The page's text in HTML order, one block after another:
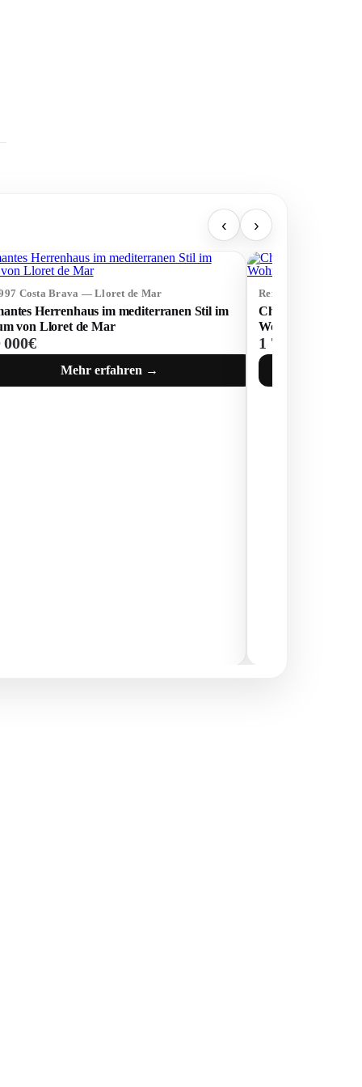
‹ ›
Costa Brava — Lloret de Mar
Herrenhaus im mediterranen Stil im
von Lloret de Mar
000€
Mehr erfahren →
Ref: 74037 Costa
Charmante Villa
Wohngegenden
1 700 000€